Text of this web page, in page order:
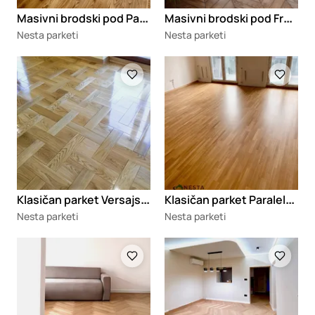
M
asivni brodski pod Paralelni slog
Nesta parketi
M
asivni brodski pod Francuski slog
Nesta parketi
Loading
K
lasičan parket Versajski slog
Nesta parketi
Loading
K
lasičan parket Paralelni slog
Nesta parketi
Loading